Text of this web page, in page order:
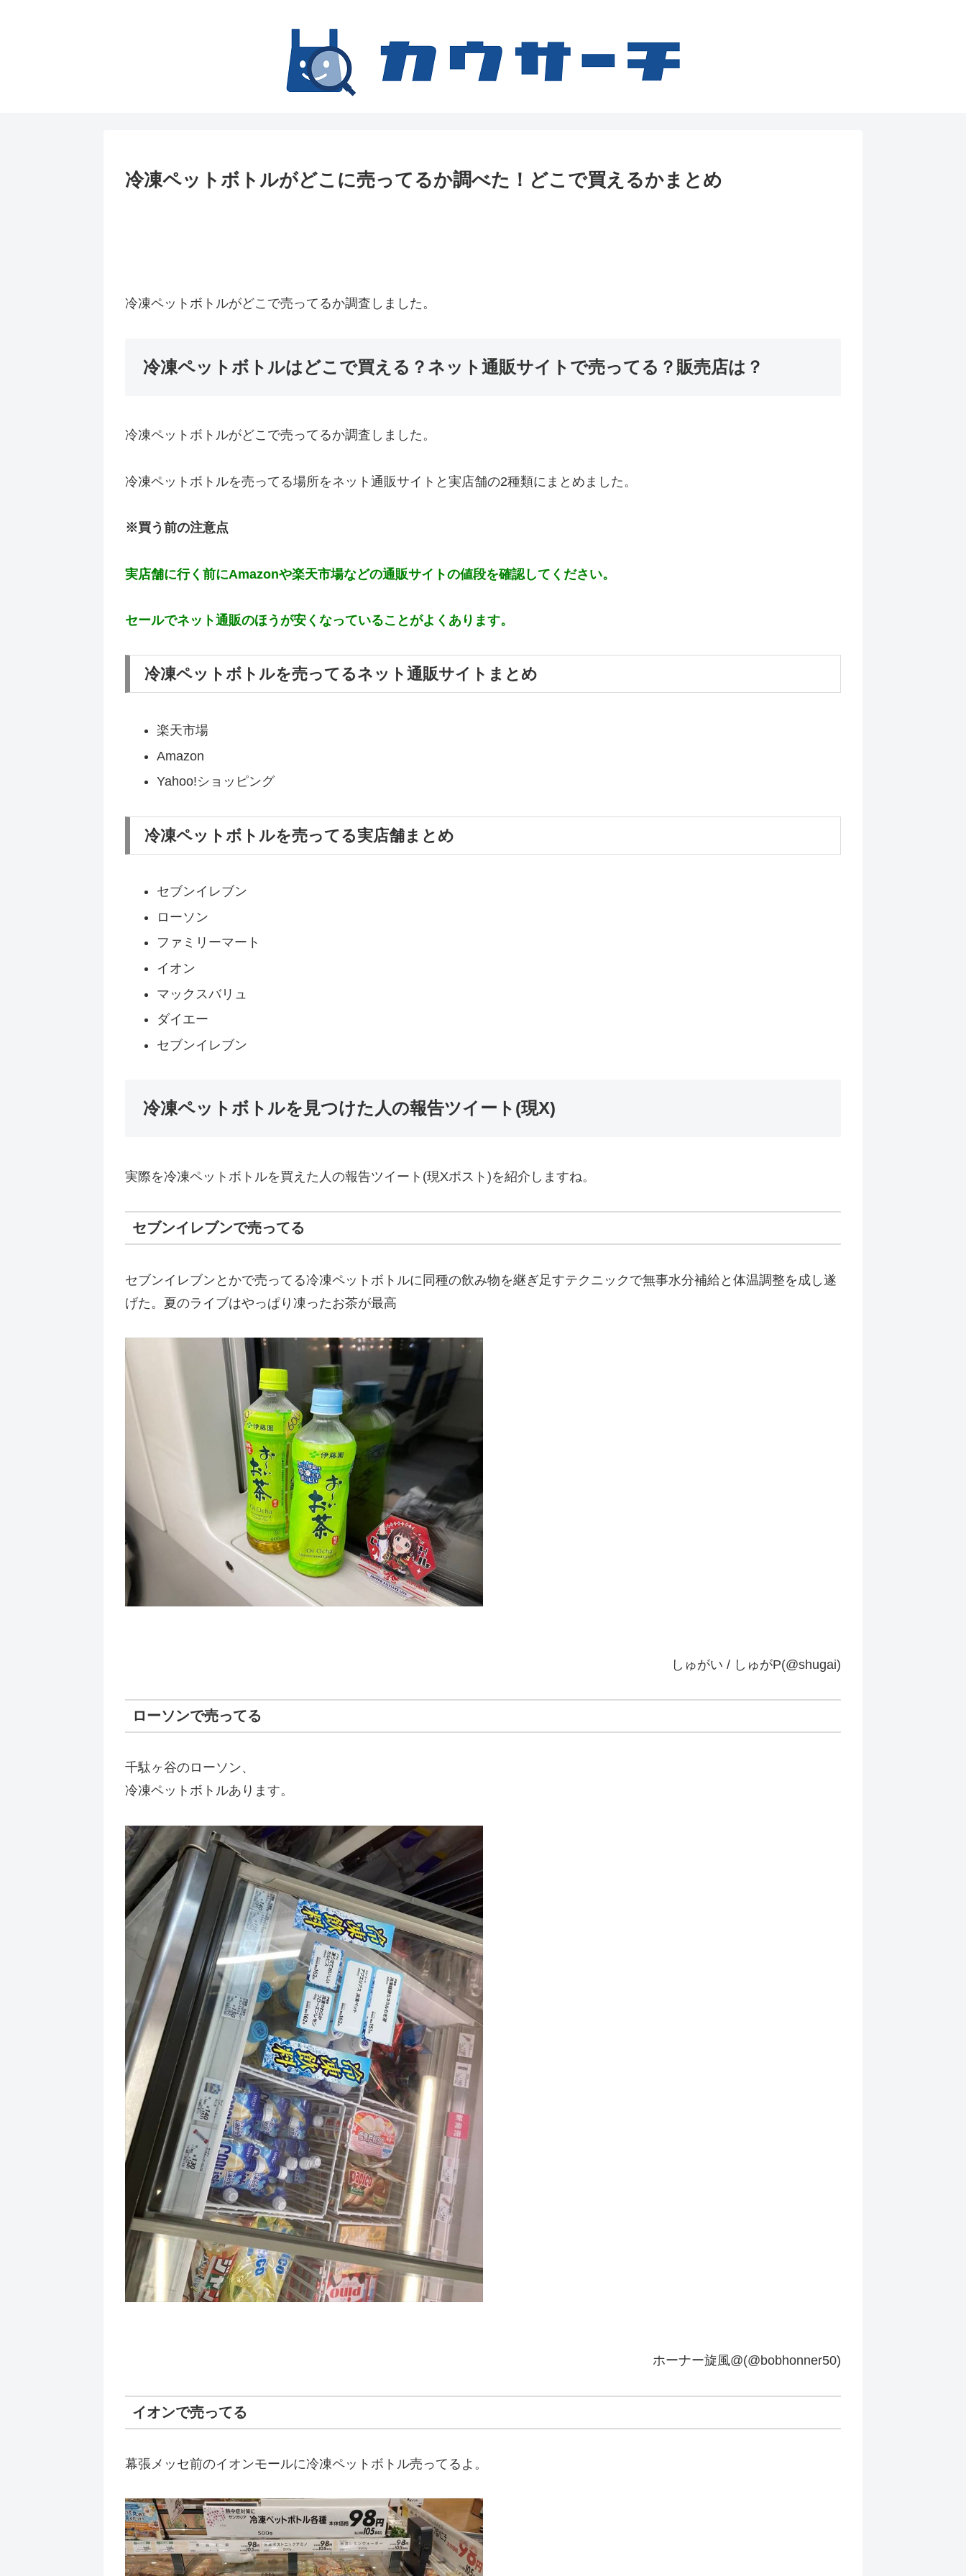
冷凍ペットボトルがどこに売ってるか調べた！どこで買えるかまとめ
冷凍ペットボトルがどこで売ってるか調査しました。
冷凍ペットボトルはどこで買える？ネット通販サイトで売ってる？販売店は？
冷凍ペットボトルがどこで売ってるか調査しました。
冷凍ペットボトルを売ってる場所をネット通販サイトと実店舗の2種類にまとめました。
※買う前の注意点
実店舗に行く前にAmazonや楽天市場などの通販サイトの値段を確認してください。
セールでネット通販のほうが安くなっていることがよくあります。
冷凍ペットボトルを売ってるネット通販サイトまとめ
楽天市場
Amazon
Yahoo!ショッピング
冷凍ペットボトルを売ってる実店舗まとめ
セブンイレブン
ローソン
ファミリーマート
イオン
マックスバリュ
ダイエー
セブンイレブン
冷凍ペットボトルを見つけた人の報告ツイート(現X)
実際を冷凍ペットボトルを買えた人の報告ツイート(現Xポスト)を紹介しますね。
セブンイレブンで売ってる
セブンイレブンとかで売ってる冷凍ペットボトルに同種の飲み物を継ぎ足すテクニックで無事水分補給と体温調整を成し遂
げた。夏のライブはやっぱり凍ったお茶が最高
しゅがい / しゅがP(@shugai)
ローソンで売ってる
千駄ヶ谷のローソン、
冷凍ペットボトルあります。
ホーナー旋風@(@bobhonner50)
イオンで売ってる
幕張メッセ前のイオンモールに冷凍ペットボトル売ってるよ。